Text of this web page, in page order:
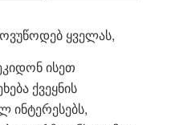
ყველას,
ისეთ
ქვეყნის
ინტერესებს,